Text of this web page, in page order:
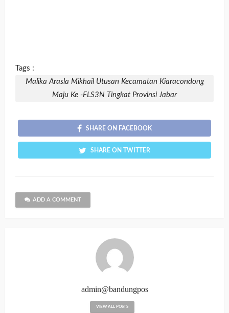
Tags :
Malika Arasla Mikhail Utusan Kecamatan Kiaracondong
Maju Ke -FLS3N Tingkat Provinsi Jabar
SHARE ON FACEBOOK
SHARE ON TWITTER
ADD A COMMENT
admin@bandungpos
VIEW ALL POSTS